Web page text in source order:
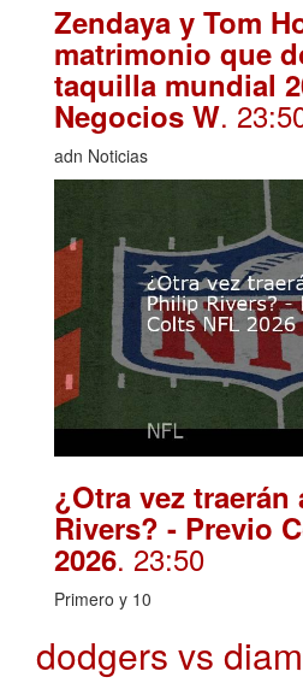
Zendaya y Tom
matrimonio que
taquilla mundial
Negocios W.
adn Noticias
¿Otra vez traerán
Rivers? - Previo
2026. 23:50
Primero y 10
dodgers vs